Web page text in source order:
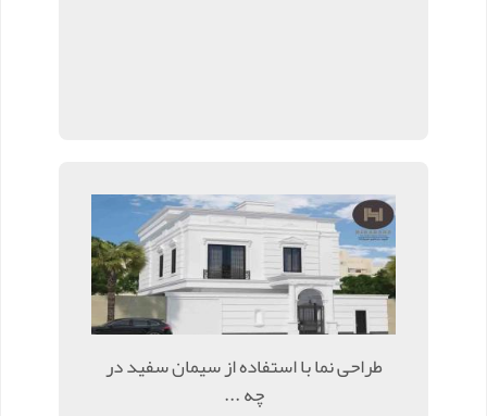
طراحی نما با استفاده از سیمان سفید در
چه ...